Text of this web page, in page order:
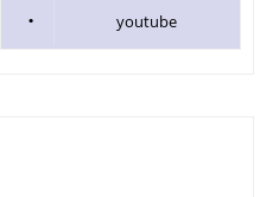
youtube